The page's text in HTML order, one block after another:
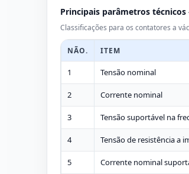
Principais parâmetros técnicos
Classificações para os contatores a
NÃO. ITEM
1 Tensão nominal
2 Corrente nominal
3 Tensão suportável na
4 Tensão de resistência a
5 Corrente nominal